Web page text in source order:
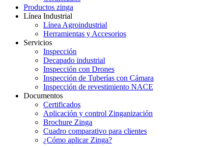
Productos zinga
Línea Industrial
Línea Agroindustrial
Herramientas y Accesorios
Servicios
Inspección
Decapado industrial
Inspección con Drones
Inspección de Tuberías con Cámara
Inspección de revestimiento NACE
Documentos
Certificados
Aplicación y control Zinganización
Brochure Zinga
Cuadro comparativo para clientes
¿Cómo aplicar Zinga?